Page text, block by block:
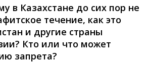
в Казахстане до сих пор не
течение, как это
и другие страны
Кто или что может
запрета?